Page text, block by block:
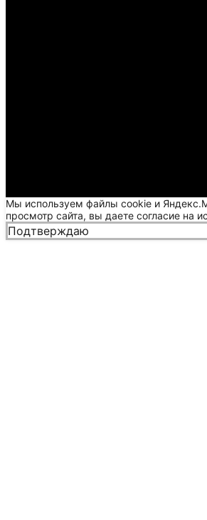
Мы используем файлы cookie и
просмотр сайта, вы даете согласие на
Подтверждаю